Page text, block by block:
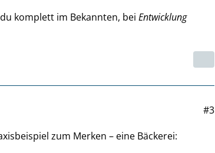
komplett im Bekannten, bei Entwicklung
#3
zum Merken – eine Bäckerei: